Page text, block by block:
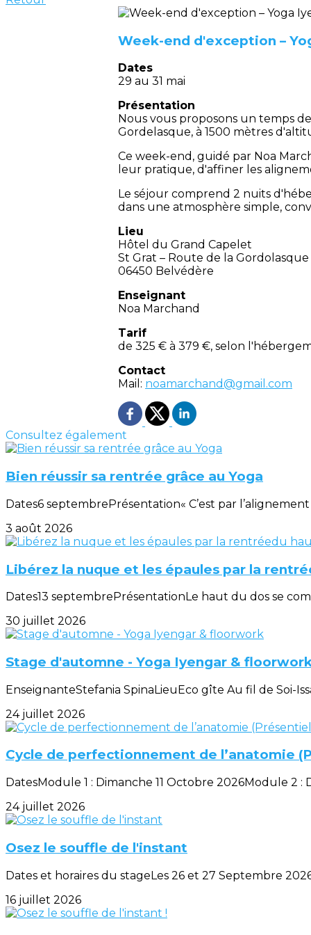
Week-end d'exception –
Dates
29 au 31 mai
Présentation
Nous vous proposons un temps
Gordelasque, à 1500 mètres
Ce week-end, guidé par Noa
leur pratique, d'affiner les
Le séjour comprend 2 nuits
dans une atmosphère simple,
Lieu
Hôtel du Grand Capelet
St Grat – Route de la Gordolasque
06450 Belvédère
Enseignant
Noa Marchand
Tarif
de 325 € à 379 €, selon
Contact
Mail: noamarchand@gmail.com
Consultez également
Bien réussir sa rentrée grâce au Yoga
Dates6 septembrePrésentation« C’est par
3 août 2026
Libérez la nuque et les épaules par la
Dates13 septembrePrésentationLe haut du dos se
30 juillet 2026
Stage d'automne - Yoga Iyengar &
EnseignanteStefania SpinaLieuEco gîte Au fil de Soi-
24 juillet 2026
Cycle de perfectionnement de l’anatomie
DatesModule 1 : Dimanche 11 Octobre 2026Module 2
24 juillet 2026
Osez le souffle de l'instant
Dates et horaires du stageLes 26 et 27 Septembre
16 juillet 2026